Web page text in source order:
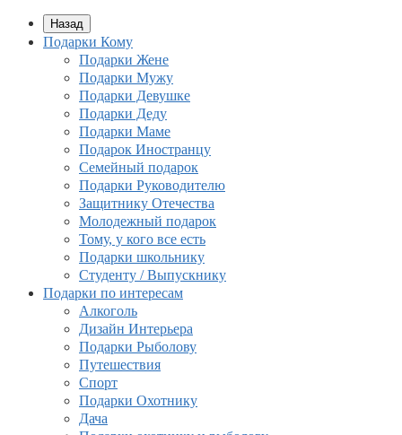
Назад
Подарки Кому
Подарки Жене
Подарки Мужу
Подарки Девушке
Подарки Деду
Подарки Маме
Подарок Иностранцу
Семейный подарок
Подарки Руководителю
Защитнику Отечества
Молодежный подарок
Тому, у кого все есть
Подарки школьнику
Студенту / Выпускнику
Подарки по интересам
Алкоголь
Дизайн Интерьера
Подарки Рыболову
Путешествия
Спорт
Подарки Охотнику
Дача